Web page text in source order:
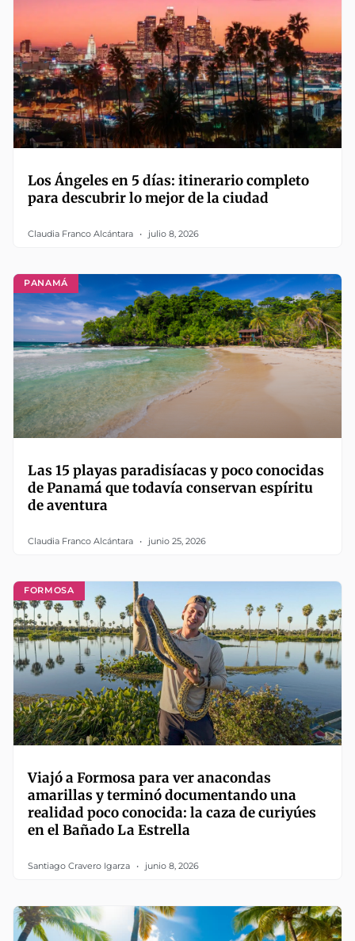
Los Ángeles en 5 días: itinerario completo
para descubrir lo mejor de la ciudad
Claudia Franco Alcántara julio 8, 2026
PANAMÁ
Las 15 playas paradisíacas y poco conocidas
de Panamá que todavía conservan espíritu
de aventura
Claudia Franco Alcántara junio 25, 2026
FORMOSA
Viajó a Formosa para ver anacondas
amarillas y terminó documentando una
realidad poco conocida: la caza de curiyúes
en el Bañado La Estrella
Santiago Cravero Igarza junio 8, 2026